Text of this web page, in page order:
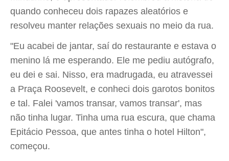
quando conheceu dois rapazes aleatórios e
resolveu manter relações sexuais no meio da rua.
"Eu acabei de jantar, saí do restaurante e estava o
menino lá me esperando. Ele me pediu autógrafo,
eu dei e sai. Nisso, era madrugada, eu atravessei
a Praça Roosevelt, e conheci dois garotos bonitos
e tal. Falei 'vamos transar, vamos transar', mas
não tinha lugar. Tinha uma rua escura, que chama
Epitácio Pessoa, que antes tinha o hotel Hilton",
começou.